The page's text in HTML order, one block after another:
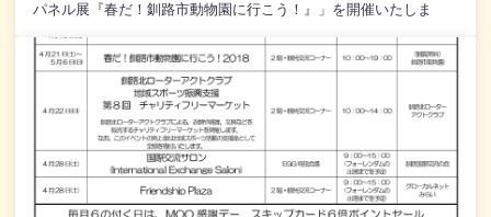
パネル展『春だ！釧路市動物園に行こう！』」を開催いたしま
の赤ちゃんのご紹介や、普段はなかなか触ることのできない動物
たちの毛や角などに直接触れることができる“さわれる”展示などを
ご用意いたしております。国内最大級の広さを誇り、たくさんの
動物たちとの出会いとふれあいが待っている釧路市動物園の見ど
ころと魅力を紹介いたします。釧路市動物園に行く前にも、ま
た、行った後にも役に立つ、予習・復習の素材にもご利用いただ
けることと存じます。観覧は無料でございますので、どうぞ皆
様、お誘い合わせのうえ、お越しくださいませ。